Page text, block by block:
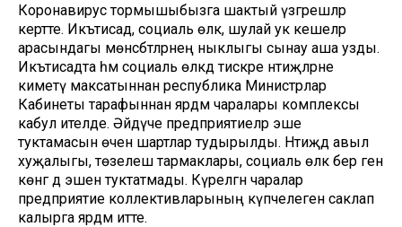
Коронавирус тормышыбызга шактый үзгәрешләр
кертте. Икътисад, социаль өлкә, шулай ук кешеләр
арасындагы мөнәсәбәтләрнең ныклыгы сынау аша узды.
Икътисадта һәм социаль өлкәдә тискәре нәтиҗәләрне
киметү максатыннан республика Министрлар
Кабинеты тарафыннан ярдәм чаралары комплексы
кабул ителде. Әйдәүче предприятиеләр эше
туктамасын өчен шартлар тудырылды. Нәтиҗәдә авыл
хуҗалыгы, төзелеш тармаклары, социаль өлкә бер генә
көнгә дә эшен туктатмады. Күрелгән чаралар
предприятие коллективларының күпчелеген саклап
калырга ярдәм итте.